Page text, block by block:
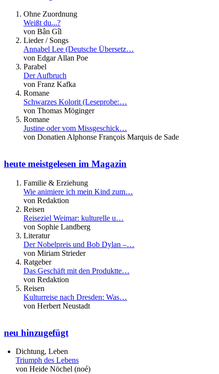
Ohne Zuordnung
Weißt du...?
von Bân Gîl
Lieder / Songs
Annabel Lee (Deutsche Übersetz…
von Edgar Allan Poe
Parabel
Der Aufbruch
von Franz Kafka
Romane
Schwarzes Kolorit (Leseprobe:…
von Thomas Möginger
Romane
Justine oder vom Missgeschick…
von Donatien Alphonse François Marquis de Sade
heute meistgelesen im Magazin
Familie & Erziehung
Wie animiere ich mein Kind zum…
von Redaktion
Reisen
Reiseziel Weimar: kulturelle u…
von Sophie Landberg
Literatur
Der Nobelpreis und Bob Dylan –…
von Miriam Strieder
Ratgeber
Das Geschäft mit den Produktte…
von Redaktion
Reisen
Kulturreise nach Dresden: Was…
von Herbert Neustadt
neu hinzugefügt
Dichtung, Leben
Triumph des Lebens
von Heide Nöchel (noé)